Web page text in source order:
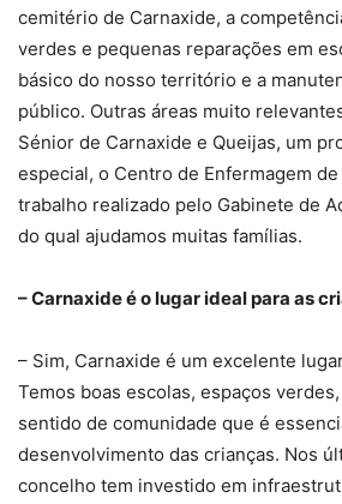
cemitério de Carnaxide, a
verdes e pequenas reparações em
básico do nosso território e a
público. Outras áreas muito
Sénior de Carnaxide e Queijas, um
especial, o Centro de Enfermagem
trabalho realizado pelo Gabinete de
do qual ajudamos muitas famílias.
– Carnaxide é o lugar ideal para as
– Sim, Carnaxide é um excelente
Temos boas escolas, espaços
sentido de comunidade que é
desenvolvimento das crianças. Nos
concelho tem investido em